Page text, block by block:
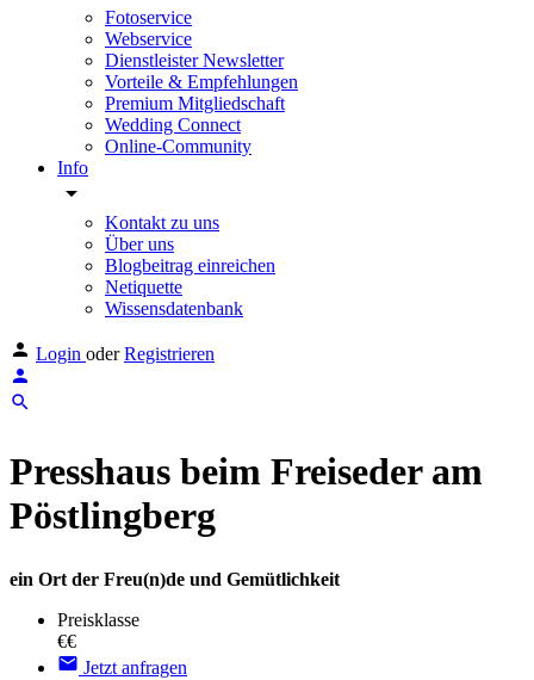
Fotoservice
Webservice
Dienstleister Newsletter
Vorteile & Empfehlungen
Premium Mitgliedschaft
Wedding Connect
Online-Community
Info
Kontakt zu uns
Über uns
Blogbeitrag einreichen
Netiquette
Wissensdatenbank
Login oder Registrieren
Presshaus beim Freiseder am
Pöstlingberg
ein Ort der Freu(n)de und Gemütlichkeit
Preisklasse
€€
Jetzt anfragen